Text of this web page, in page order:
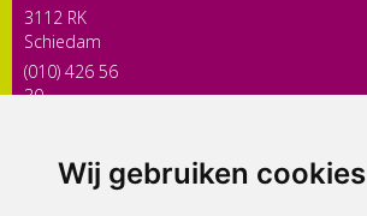
Wij gebruiken cookies
3112 RK
Schiedam
(010) 426 56
30
ONDERDEEL VAN